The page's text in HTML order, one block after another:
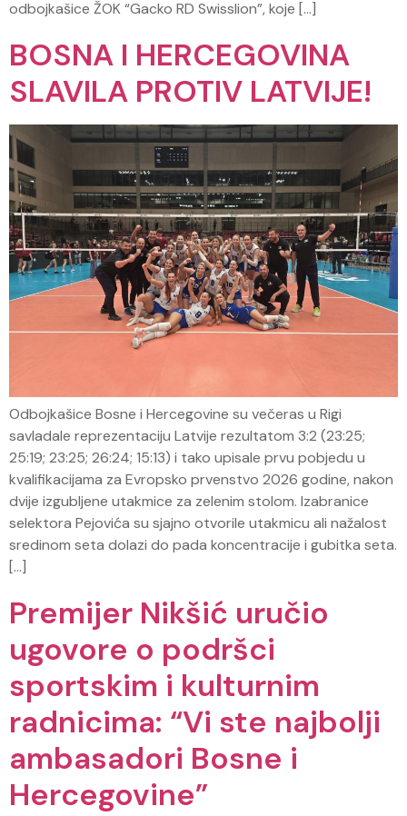
odbojkašice ŽOK “Gacko RD Swisslion”, koje […]
BOSNA I HERCEGOVINA
SLAVILA PROTIV LATVIJE!
Odbojkašice Bosne i Hercegovine su večeras u Rigi
savladale reprezentaciju Latvije rezultatom 3:2 (23:25;
25:19; 23:25; 26:24; 15:13) i tako upisale prvu pobjedu u
kvalifikacijama za Evropsko prvenstvo 2026 godine, nakon
dvije izgubljene utakmice za zelenim stolom. Izabranice
selektora Pejovića su sjajno otvorile utakmicu ali nažalost
sredinom seta dolazi do pada koncentracije i gubitka seta.
[…]
Premijer Nikšić uručio
ugovore o podršci
sportskim i kulturnim
radnicima: “Vi ste najbolji
ambasadori Bosne i
Hercegovine”